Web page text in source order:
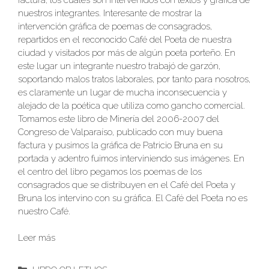
nuestros integrantes. Interesante de mostrar la
intervención gráfica de poemas de consagrados,
repartidos en el reconocido Café del Poeta de nuestra
ciudad y visitados por más de algún poeta porteño. En
este lugar un integrante nuestro trabajó de garzón,
soportando malos tratos laborales, por tanto para nosotros,
es claramente un lugar de mucha inconsecuencia y
alejado de la poética que utiliza como gancho comercial.
Tomamos este libro de Minería del 2006-2007 del
Congreso de Valparaíso, publicado con muy buena
factura y pusimos la gráfica de Patricio Bruna en su
portada y adentro fuimos interviniendo sus imágenes. En
el centro del libro pegamos los poemas de los
consagrados que se distribuyen en el Café del Poeta y
Bruna los intervino con su gráfica. El Café del Poeta no es
nuestro Café.
Leer más